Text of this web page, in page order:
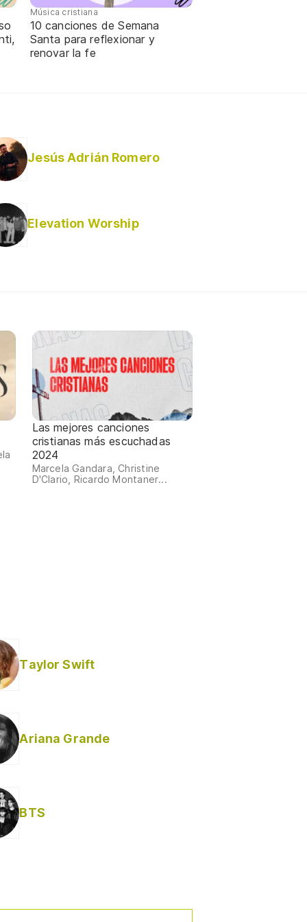
Música cristiana
10 canciones de Semana
Santa para reflexionar y
renovar la fe
Jesús Adrián Romero
Elevation Worship
Las mejores canciones
cristianas más escuchadas
2024
Marcela Gandara, Christine
D'Clario, Ricardo Montaner...
[explícita]
Taylor Swift
Ariana Grande
BTS